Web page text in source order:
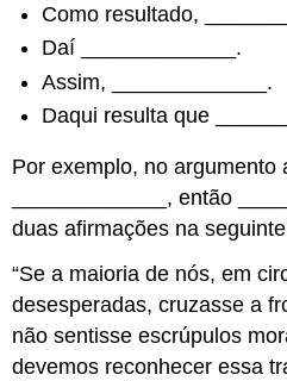
Como resultado,
Daí _____________.
Assim, _____________.
Daqui resulta que
Por exemplo, no argumento
_____________, então
duas afirmações na
“Se a maioria de nós, em
desesperadas, cruzasse a
não sentisse escrúpulos
devemos reconhecer essa